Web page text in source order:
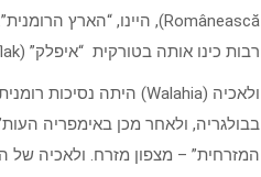
רבות כינו אותה בטורקית “איפלק” (Iflak).
בבולגריה, ולאחר מכן באימפריה
המזרחית” – מצפון מזרח. ולאכיה של